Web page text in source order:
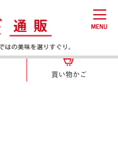
MENU
買い物かご